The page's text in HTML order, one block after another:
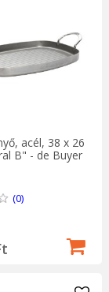
acél, 38 x 26
B" - de Buyer
(0)